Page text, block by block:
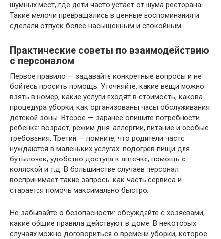
шумных мест, где дети часто устает от шума ресторана.
Такие мелочи превращались в ценные воспоминания и
сделали отпуск более насыщенным и спокойным.
Практические советы по взаимодействию
с персоналом
Первое правило — задавайте конкретные вопросы и не
бойтесь просить помощь. Уточняйте, какие вещи можно
взять в номер, какие услуги входят в стоимость, какова
процедура уборки, как организованы часы обслуживания
детской зоны. Второе — заранее опишите потребности
ребенка: возраст, режим дня, аллергии, питание и особые
требования. Третий — помните, что родители часто
нуждаются в маленьких услугах: подогрев пищи для
бутылочек, удобство доступа к аптечке, помощь с
коляской и т.д. В большинстве случаев персонал
воспринимает такие запросы как часть сервиса и
старается помочь максимально быстро.
Не забывайте о безопасности: обсуждайте с хозяевами,
какие общие правила действуют в доме. В некоторых
случаях можно договориться о времени уборки, которое